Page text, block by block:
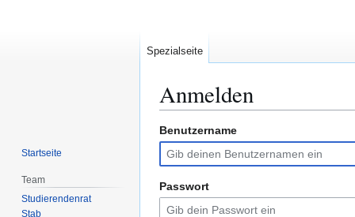
Anmelden
Zur
Navigation
springen
Zur
Suche
springen
Benutzername
Passwort
Spezialseite
Startseite
Team
Studierendenrat
Stab